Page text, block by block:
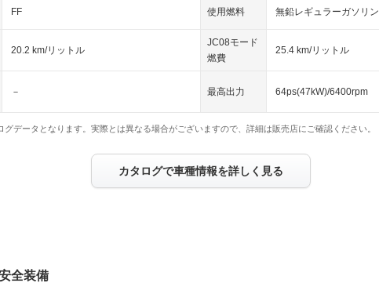
FF 使用燃料 無鉛レギュラーガソリン
20.2 km/リットル
JC08モード
燃費
25.4 km/リットル
－ 最高出力 64ps(47kW)/6400rpm
データとなります。実際とは異なる場合がございますので、詳細は販売店にご確認ください。
カタログで車種情報を詳しく見る
全装備